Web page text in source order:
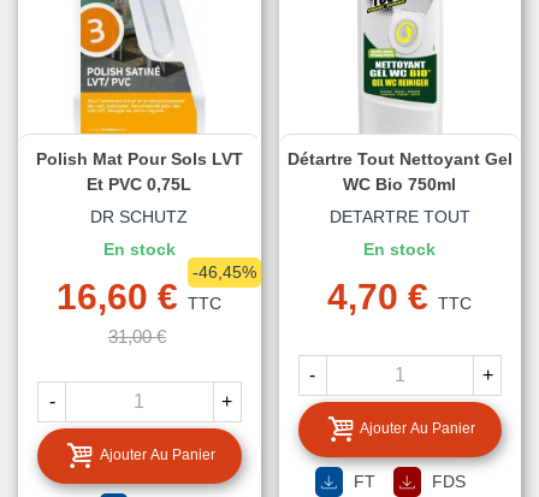
Polish Mat Pour Sols LVT
Et PVC 0,75L
DR SCHUTZ
En stock
16,60 € TTC
31,00 €
-46,45%
- +
Ajouter Au Panier
Détartre Tout Nettoyant Gel
WC Bio 750ml
DETARTRE TOUT
En stock
4,70 € TTC
- +
Ajouter Au Panier
FT FDS